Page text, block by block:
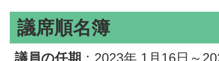
議席順名簿
議員の任期 ：2023年 1月16日～